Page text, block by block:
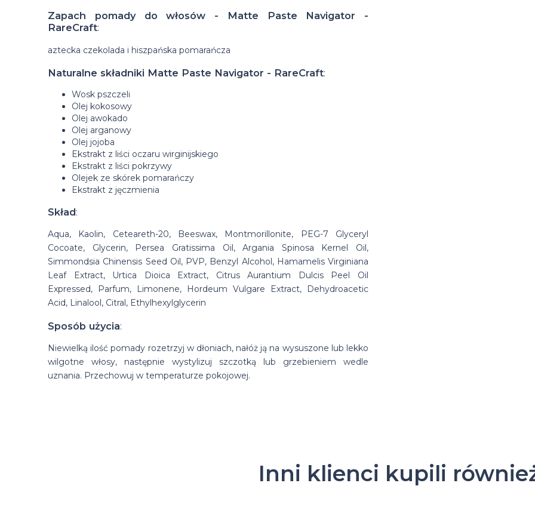
Zapach pomady do włosów - Matte Paste Navigator -
RareCraft:
aztecka czekolada i hiszpańska pomarańcza
Naturalne składniki Matte Paste Navigator - RareCraft:
Wosk pszczeli
Olej kokosowy
Olej awokado
Olej arganowy
Olej jojoba
Ekstrakt z liści oczaru wirginijskiego
Ekstrakt z liści pokrzywy
Olejek ze skórek pomarańczy
Ekstrakt z jęczmienia
Skład:
Aqua, Kaolin, Ceteareth-20, Beeswax, Montmorillonite, PEG-7 Glyceryl
Cocoate, Glycerin, Persea Gratissima Oil, Argania Spinosa Kernel Oil,
Simmondsia Chinensis Seed Oil, PVP, Benzyl Alcohol, Hamamelis Virginiana
Leaf Extract, Urtica Dioica Extract, Citrus Aurantium Dulcis Peel Oil
Expressed, Parfum, Limonene, Hordeum Vulgare Extract, Dehydroacetic
Acid, Linalool, Citral, Ethylhexylglycerin
Sposób użycia:
Niewielką ilość pomady rozetrzyj w dłoniach, nałóż ją na wysuszone lub lekko
wilgotne włosy, następnie wystylizuj szczotką lub grzebieniem wedle
uznania. Przechowuj w temperaturze pokojowej.
Inni klienci kupili